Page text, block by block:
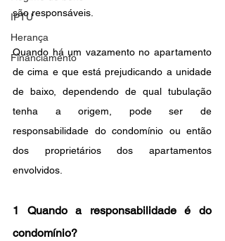
IPTU
Herança
Financiamento
são responsáveis.
Quando há um vazamento no apartamento
de cima e que está prejudicando a unidade
de baixo, dependendo de qual tubulação
tenha a origem, pode ser de
responsabilidade do condomínio ou então
dos proprietários dos apartamentos
envolvidos.
1 Quando a responsabilidade é do
condomínio?